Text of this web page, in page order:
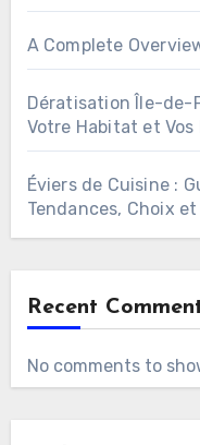
A Complete
Dératisation Île-de-
Votre Habitat et Vos
Éviers de Cuisine :
Tendances, Choix
Recent
No comments to